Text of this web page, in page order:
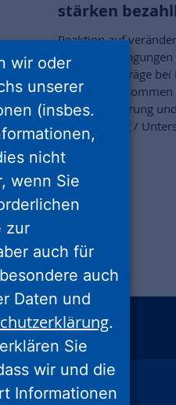
stärken
Reaktion auf
Kappungsbeträge
geringen
Geschäftsführung
Vereinbarung /
Haushalte
kununu
wir oder
unserer
(insbes.
nicht
wenn Sie
zur
auch für
auch
Daten und
.
Sie
wir und die
Informationen